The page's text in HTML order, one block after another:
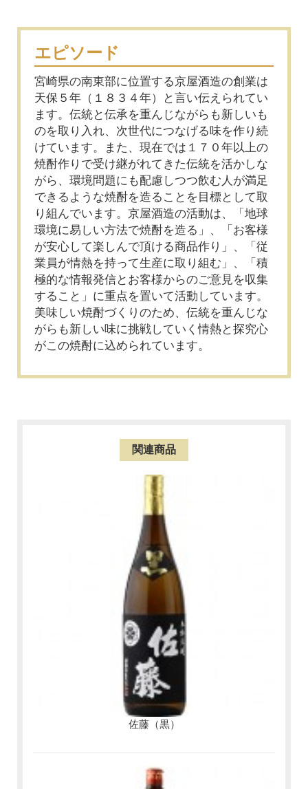
エピソード
宮崎県の南東部に位置する京屋酒造の創業は
天保５年（１８３４年）と言い伝えられてい
ます。伝統と伝承を重んじながらも新しいも
のを取り入れ、次世代につなげる味を作り続
けています。また、現在では１７０年以上の
焼酎作りで受け継がれてきた伝統を活かしな
がら、環境問題にも配慮しつつ飲む人が満足
できるような焼酎を造ることを目標として取
り組んでいます。京屋酒造の活動は、「地球
環境に易しい方法で焼酎を造る」、「お客様
が安心して楽しんで頂ける商品作り」、「従
業員が情熱を持って生産に取り組む」、「積
極的な情報発信とお客様からのご意見を収集
すること」に重点を置いて活動しています。
美味しい焼酎づくりのため、伝統を重んじな
がらも新しい味に挑戦していく情熱と探究心
がこの焼酎に込められています。
関連商品
佐藤（黒）